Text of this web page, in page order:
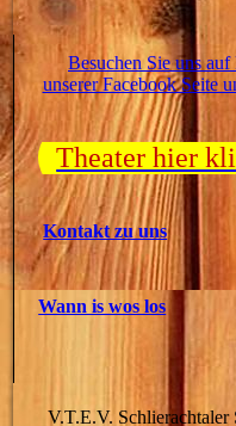
Besuchen Sie uns
unserer Facebook Seite
Theater hier
Kontakt zu uns
Wann is wos los
V.T.E.V.